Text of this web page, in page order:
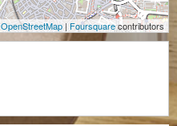
OpenStreetMap | Foursquarecontributors